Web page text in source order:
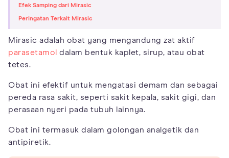
Efek Samping dari Mirasic
Peringatan Terkait Mirasic
Mirasic adalah obat yang mengandung zat aktif
parasetamol dalam bentuk kaplet, sirup, atau obat
tetes.
Obat ini efektif untuk mengatasi demam dan sebagai
pereda rasa sakit, seperti sakit kepala, sakit gigi, dan
perasaan nyeri pada tubuh lainnya.
Obat ini termasuk dalam golongan analgetik dan
antipiretik.